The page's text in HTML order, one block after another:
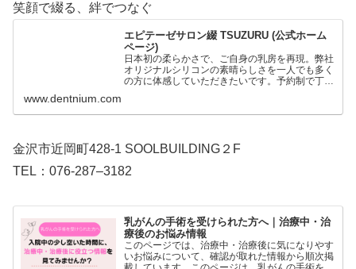
笑顔で綴る、絆でつなぐ
エピテーゼサロン綴 TSUZURU (公式ホーム
ページ)
日本初の柔らかさで、ご自身の乳房を再現。弊社
オリジナルシリコンの素晴らしさを一人でも多く
の方に体感していただきたいです。予約制で丁寧
寄り添う自然な美しさ…
www.dentnium.com
金沢市近岡町428-1 SOOLBUILDING２F
TEL：076-287–3182
乳がんの手術を受けられた方へ｜治療中・治
療後のお悩み情報
このページでは、治療中・治療後に気になりやす
いお悩みについて、確認が取れた情報から順次掲